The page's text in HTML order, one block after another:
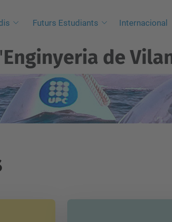
Futurs Estudiants Internacional
Enginyeria de